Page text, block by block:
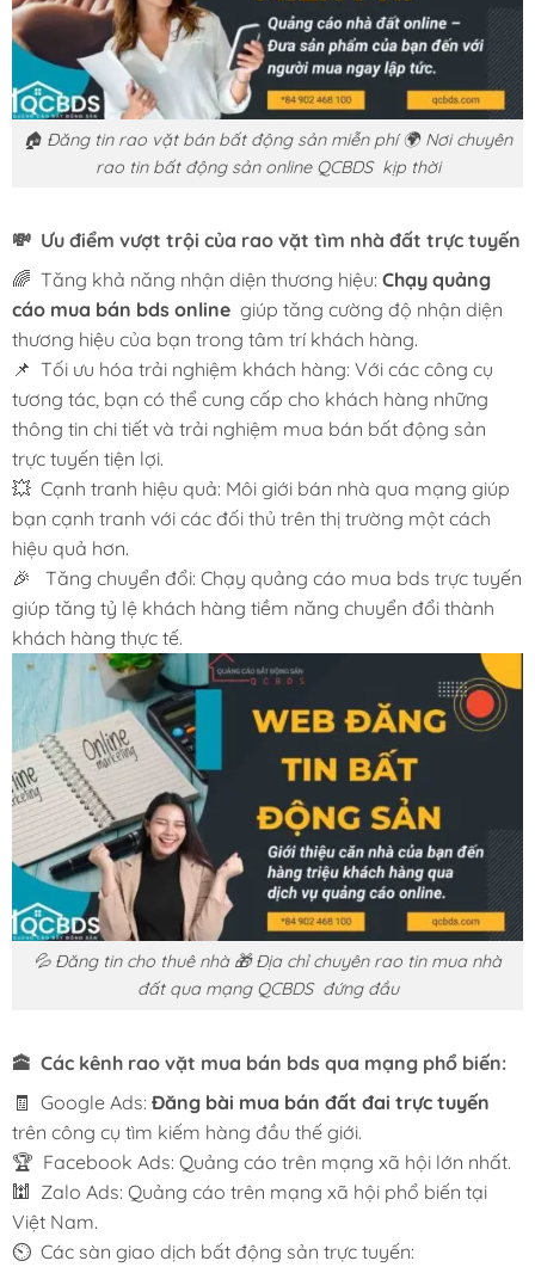
🏠 Đăng tin rao vặt bán bất động sản miễn phí 🌍 Nơi chuyên
rao tin bất động sản online QCBDS kịp thời
💸 Ưu điểm vượt trội của rao vặt tìm nhà đất trực tuyến
🌈 Tăng khả năng nhận diện thương hiệu: Chạy quảng
cáo mua bán bds online giúp tăng cường độ nhận diện
thương hiệu của bạn trong tâm trí khách hàng.
📌 Tối ưu hóa trải nghiệm khách hàng: Với các công cụ
tương tác, bạn có thể cung cấp cho khách hàng những
thông tin chi tiết và trải nghiệm mua bán bất động sản
trực tuyến tiện lợi.
💥 Cạnh tranh hiệu quả: Môi giới bán nhà qua mạng giúp
bạn cạnh tranh với các đối thủ trên thị trường một cách
hiệu quả hơn.
🎉 Tăng chuyển đổi: Chạy quảng cáo mua bds trực tuyến
giúp tăng tỷ lệ khách hàng tiềm năng chuyển đổi thành
khách hàng thực tế.
💦 Đăng tin cho thuê nhà 🎁 Địa chỉ chuyên rao tin mua nhà
đất qua mạng QCBDS đứng đầu
🕋 Các kênh rao vặt mua bán bds qua mạng phổ biến:
🧾 Google Ads: Đăng bài mua bán đất đai trực tuyến
trên công cụ tìm kiếm hàng đầu thế giới.
🏆 Facebook Ads: Quảng cáo trên mạng xã hội lớn nhất.
🕍 Zalo Ads: Quảng cáo trên mạng xã hội phổ biến tại
Việt Nam.
⏲️ Các sàn giao dịch bất động sản trực tuyến: